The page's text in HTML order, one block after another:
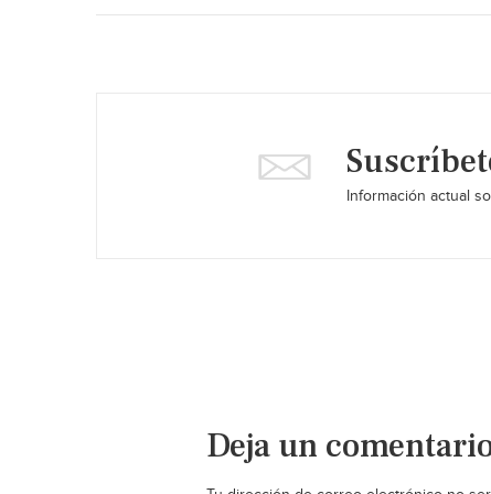
Información actual
Deja un